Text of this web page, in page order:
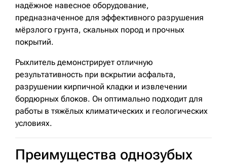
надёжное навесное оборудование,
предназначенное для эффективного разрушения
мёрзлого грунта, скальных пород и прочных
покрытий.
Рыхлитель демонстрирует отличную
результативность при вскрытии асфальта,
разрушении кирпичной кладки и извлечении
бордюрных блоков. Он оптимально подходит для
работы в тяжёлых климатических и геологических
условиях.
Преимущества однозубых